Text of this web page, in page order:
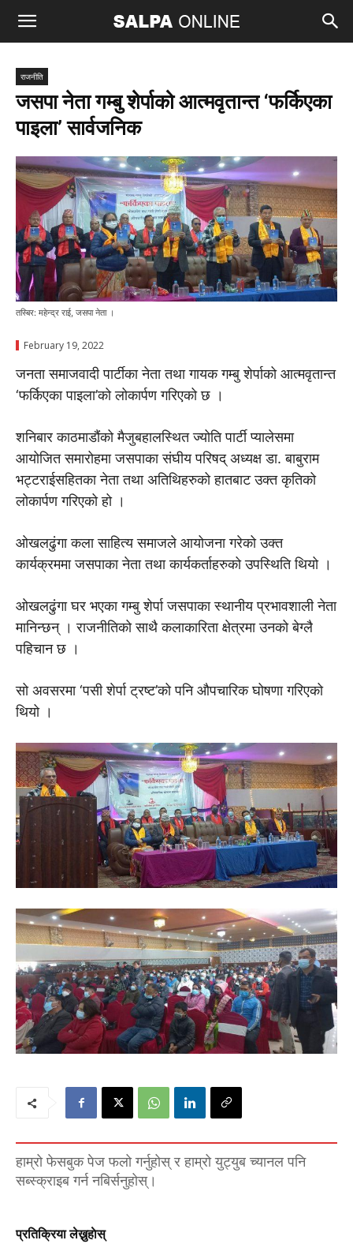
राजनीति
जसपा नेता गम्बु शेर्पाको आत्मवृतान्त ‘फर्किएका
पाइला’ सार्वजनिक
तस्बिर: महेन्द्र राई, जसपा नेता ।
February 19, 2022
जनता समाजवादी पार्टीका नेता तथा गायक गम्बु शेर्पाको आत्मवृतान्त
‘फर्किएका पाइला’को लोकार्पण गरिएको छ ।
शनिबार काठमाडौंको मैजुबहालस्थित ज्योति पार्टी प्यालेसमा
आयोजित समारोहमा जसपाका संघीय परिषद् अध्यक्ष डा. बाबुराम
भट्टराईसहितका नेता तथा अतिथिहरुको हातबाट उक्त कृतिको
लोकार्पण गरिएको हो ।
ओखलढुंगा कला साहित्य समाजले आयोजना गरेको उक्त
कार्यक्रममा जसपाका नेता तथा कार्यकर्ताहरुको उपस्थिति थियो ।
ओखलढुंगा घर भएका गम्बु शेर्पा जसपाका स्थानीय प्रभावशाली नेता
मानिन्छन् । राजनीतिको साथै कलाकारिता क्षेत्रमा उनको बेग्लै
पहिचान छ ।
सो अवसरमा ‘पसी शेर्पा ट्रष्ट’को पनि औपचारिक घोषणा गरिएको
थियो ।
हाम्रो फेसबुक पेज फलो गर्नुहोस् र हाम्रो युट्युब च्यानल पनि
सब्स्क्राइब गर्न नबिर्सनुहोस्।
प्रतिक्रिया लेख्नुहाेस्